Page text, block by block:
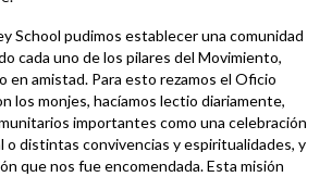
School pudimos establecer una comunidad
cada uno de los pilares del Movimiento,
en amistad. Para esto rezamos el Oficio
los monjes, hacíamos lectio diariamente,
importantes como una celebración
o distintas convivencias y espiritualidades, y
que nos fue encomendada. Esta misión